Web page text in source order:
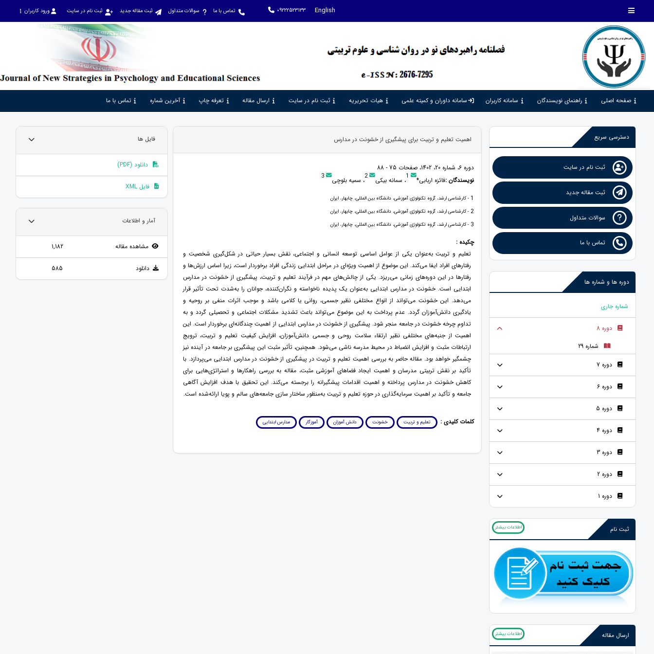
English
09222523133 تماس با ما سوالات متداول ثبت مقاله جدید ثبت نام در سایت ورود کاربران
صفحه اصلی راهنمای نویسندگان سامانه کاربران سامانه داوران و کمیته علمی هیات تحریریه ثبت نام در سایت ارسال مقاله تعرفه چاپ آخرین شماره تماس با ما
دسترسی سریع
ثبت نام در سایت
ثبت مقاله جدید
سوالات متداول
تماس با ما
دوره ها و شماره ها
شماره جاری
دوره 8
شماره 29
دوره 7
دوره 6
دوره 5
دوره 4
دوره 3
دوره 2
دوره 1
ثبت نام اطلاعات بیشتر
ارسال مقاله اطلاعات بیشتر
اهمیت تعلیم و تربیت برای پیشگیری از خشونت در مدارس
دوره 6، شماره 20، 1402، صفحات 75 - 88
نویسندگان :فائزه اربابی* 1، سمانه بیکی 2، سمیه بلوچی 3
1 - کارشناسی ارشد، گروه تکنولوژی آموزشی، دانشگاه بین المللی، چابهار، ایران
2 - کارشناسی ارشد، گروه تکنولوژی آموزشی، دانشگاه بین المللی، چابهار، ایران
3 - کارشناسی ارشد، گروه تکنولوژی آموزشی، دانشگاه بین المللی، چابهار، ایران
چکیده :
تعلیم و تربیت به‌عنوان یکی از عوامل اساسی توسعه انسانی و اجتماعی، نقش بسیار حیاتی در شکل‌گیری شخصیت و
رفتارهای افراد ایفا می‌کند. این موضوع از اهمیت ویژه‌ای در مراحل ابتدایی زندگی افراد برخوردار است، زیرا اساس ارزش‌ها و
رفتارها در این دوره‌های زمانی می‌ریزد. یکی از چالش‌های مهم در فرآیند تعلیم و تربیت، پیشگیری از خشونت در مدارس
ابتدایی است. خشونت در مدارس ابتدایی به‌عنوان یک پدیده ناخواسته و نگران‌کننده، جوانان را به‌شدت تحت تأثیر قرار
می‌دهد. این خشونت می‌تواند از انواع مختلفی نظیر جسمی، روانی یا کلامی باشد و موجب اثرات منفی بر روحیه و
یادگیری دانش‌آموزان گردد. عدم پرداخت به این موضوع می‌تواند باعث تشدید مشکلات اجتماعی و تحصیلی گردد و به
تداوم چرخه خشونت در جامعه منجر شود. پیشگیری از خشونت در مدارس ابتدایی از اهمیت چندگانه‌ای برخوردار است. این
اهمیت از جنبه‌های مختلفی نظیر ارتقاء سلامت روحی و جسمی دانش‌آموزان، افزایش کیفیت تعلیم و تربیت، ترویج
ارتباطات مثبت و افزایش انضباط در محیط مدرسه ناشی می‌شود. همچنین، تأثیر مثبت این پیشگیری بر جامعه در آینده نیز
چشمگیر خواهد بود. مقاله حاضر به بررسی اهمیت تعلیم و تربیت در پیشگیری از خشونت در مدارس ابتدایی می‌پردازد. با
تأکید بر نقش تربیتی مدرسان و اهمیت ایجاد فضاهای آموزشی مثبت، مقاله به بررسی راهکارها و استراتژی‌هایی برای
کاهش خشونت در مدارس پرداخته و اهمیت اقدامات پیشگیرانه را برجسته می‌کند. این تحقیق با هدف افزایش آگاهی
جامعه و تأکید بر اهمیت سرمایه‌گذاری در حوزه تعلیم و تربیت به‌منظور ساختار سازی جامعه‌های سالم و پویا ارائه‌شده است.
کلمات کلیدی : تعلیم و تربیت خشونت دانش آموزان آموزگار مدارس ابتدایی
فایل ها
دانلود (PDF)
فایل XML
آمار و اطلاعات
مشاهده مقاله 1,182
دانلود 585